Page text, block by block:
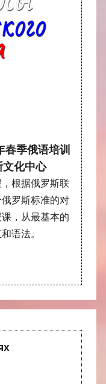
春季俄语培训
文化中心
根据俄罗斯联
罗斯标准的对
，从最基本的
语法。